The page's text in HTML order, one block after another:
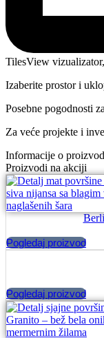
TilesView
Izaberite prostor i
Posebne pogodnosti
Za veće projekte i
Informacije o
Proizvodi na akciji
Pogledaj proizvod
Pogledaj proizvod